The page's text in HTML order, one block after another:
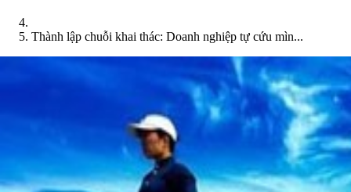
Thành lập chuỗi khai thác: Doanh nghiệp tự cứu mìn...